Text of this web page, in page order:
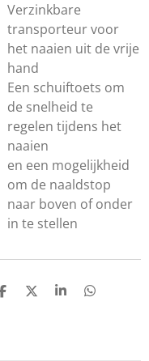
Verzinkbare
transporteur voor
het naaien uit de vrije
hand
Een schuiftoets om
de snelheid te
regelen tijdens het
naaien
en een mogelijkheid
om de naaldstop
naar boven of onder
in te stellen
D
D
S
D